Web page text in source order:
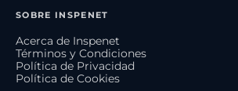
SOBRE INSPENET
Acerca de Inspenet
Términos y Condiciones
Política de Privacidad
Política de Cookies